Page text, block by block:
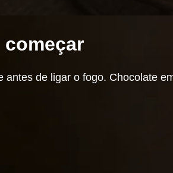
antes de ligar o fogo. Chocolate